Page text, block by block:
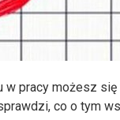
w pracy możesz
co o tym